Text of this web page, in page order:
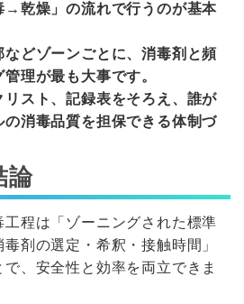
乾燥」の流れで行うのが基本
どゾーンごとに、消毒剤と頻
理が最も大事です。
スト、記録表をそろえ、誰が
消毒品質を担保できる体制づ
論
程は「ゾーニングされた標準
剤の選定・希釈・接触時間」
、安全性と効率を両立できま